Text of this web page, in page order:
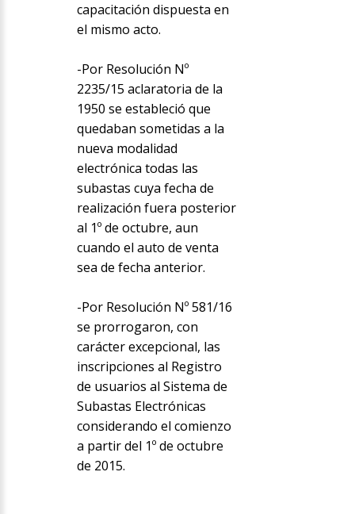
capacitación dispuesta en
el mismo acto.
-Por Resolución Nº
2235/15 aclaratoria de la
1950 se estableció que
quedaban sometidas a la
nueva modalidad
electrónica todas las
subastas cuya fecha de
realización fuera posterior
al 1º de octubre, aun
cuando el auto de venta
sea de fecha anterior.
-Por Resolución Nº 581/16
se prorrogaron, con
carácter excepcional, las
inscripciones al Registro
de usuarios al Sistema de
Subastas Electrónicas
considerando el comienzo
a partir del 1º de octubre
de 2015.